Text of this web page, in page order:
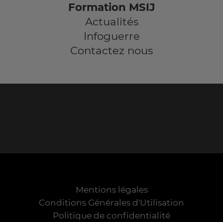
Formation MSIJ
Actualités
Infoguerre
Contactez nous
Mentions légales
Conditions Générales d'Utilisation
Politique de confidentialité